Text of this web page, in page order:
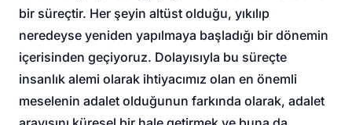
bir süreçtir. Her şeyin altüst olduğu, yıkılıp
neredeyse yeniden yapılmaya başladığı bir dönemin
içerisinden geçiyoruz. Dolayısıyla bu süreçte
insanlık alemi olarak ihtiyacımız olan en önemli
meselenin adalet olduğunun farkında olarak, adalet